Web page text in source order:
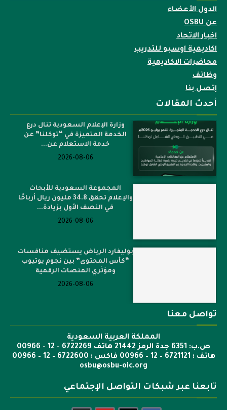
الدول الأعضاء
عن OSBU
اخبار الاتحاد
اكاديمية اوسبو للتدريب
محاضرات الاكاديمية
وظائف
إتصل بنا
أحدث المقالات
وزارة الإعلام السعودية تنال درع
الخدمة المتميزة في “توكلنا” عن
خدمة الاستعلام عن...
2026-08-06
المجموعة السعودية للأبحاث
والإعلام تحقق 34.8 مليون ريال أرباحًا
في النصف الأول بزيادة...
2026-08-06
بوليفارد الرياض يستضيف منافسات
“كأس المحتوى” بين نجوم يوتيوب
ومؤثري المنصات الرقمية
2026-08-06
تواصل معنا
المملكة العربية السعودية
ص.ب: 6351 جدة الرمز 21442 هاتف 6722269 – 12 – 00966
هاتف : 6721121 – 12 – 00966 فاكس : 6722600 – 12 – 00966
osbu@osbu-oic.org
تابعنا عبر شبكات التواصل الإجتماعي